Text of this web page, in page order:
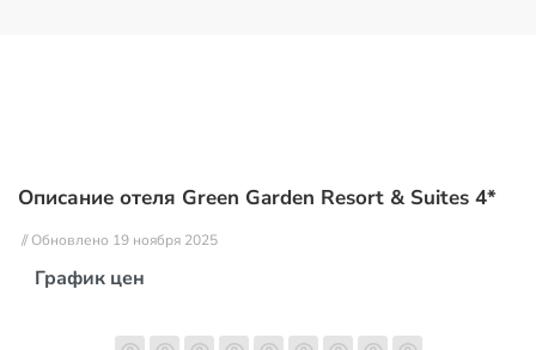
Описание отеля Green Garden Resort & Suites 4*
// Обновлено 19 ноября 2025
График цен